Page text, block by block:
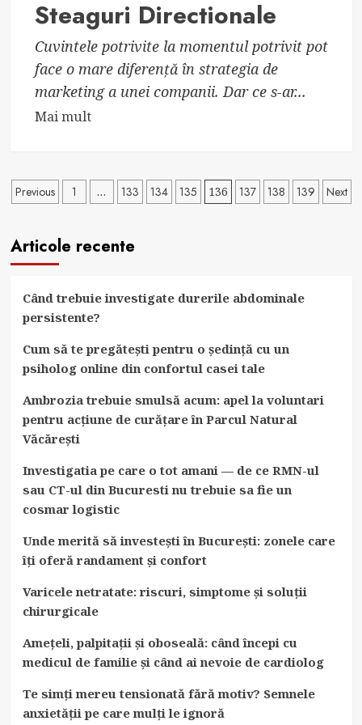
Steaguri Directionale
Cuvintele potrivite la momentul potrivit pot
face o mare diferență în strategia de
marketing a unei companii. Dar ce s-ar...
Mai multRead
Monica
Badea,
Vanzari
Steaguri
Directionale
Paginație
Previous 1 … 133 134 135 136 137 138 139 Next
Articole recente
Când trebuie investigate durerile abdominale
persistente?
Cum să te pregătești pentru o ședință cu un
psiholog online din confortul casei tale
Ambrozia trebuie smulsă acum: apel la voluntari
pentru acțiune de curățare în Parcul Natural
Văcărești
Investigatia pe care o tot amani — de ce RMN-ul
sau CT-ul din Bucuresti nu trebuie sa fie un
cosmar logistic
Unde merită să investești în București: zonele care
îți oferă randament și confort
Varicele netratate: riscuri, simptome și soluții
chirurgicale
Amețeli, palpitații și oboseală: când începi cu
medicul de familie și când ai nevoie de cardiolog
Te simți mereu tensionată fără motiv? Semnele
anxietății pe care mulți le ignoră